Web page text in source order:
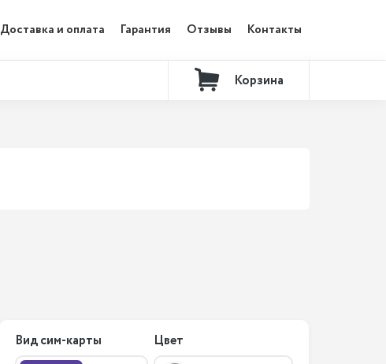
Доставка и оплата Гарантия Отзывы Контакты
Корзина
Вид сим-карты
Цвет